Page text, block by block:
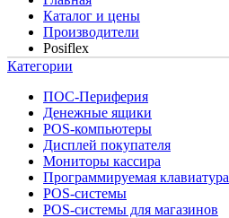
Каталог и цены
Производители
Posiflex
Категории
ПОС-Периферия
Денежные ящики
POS-компьютеры
Дисплей покупателя
Мониторы кассира
Программируемая клавиатура
POS-системы
POS-системы для магазинов